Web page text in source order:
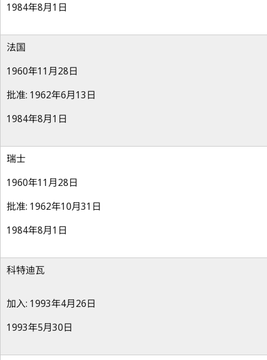
1984年8月1日
法国
1960年11月28日
批准: 1962年6月13日
1984年8月1日
瑞士
1960年11月28日
批准: 1962年10月31日
1984年8月1日
科特迪瓦
加入: 1993年4月26日
1993年5月30日